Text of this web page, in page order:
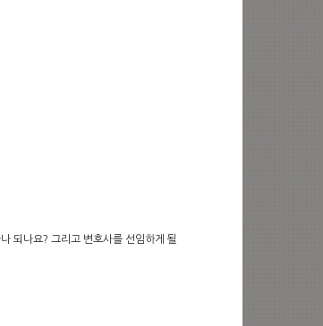
되나요? 그리고 변호사를 선임하게 될